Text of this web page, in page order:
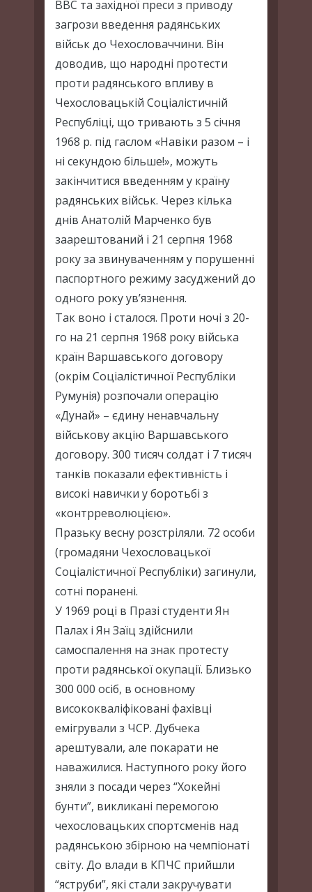
BBC та західної преси з приводу
загрози введення радянських
військ до Чехословаччини. Він
доводив, що народні протести
проти радянського впливу в
Чехословацькій Соціалістичній
Республіці, що тривають з 5 січня
1968 р. під гаслом «Навіки разом – і
ні секундою більше!», можуть
закінчитися введенням у країну
радянських військ. Через кілька
днів Анатолій Марченко був
заарештований і 21 серпня 1968
року за звинуваченням у порушенні
паспортного режиму засуджений до
одного року ув’язнення.
Так воно і сталося. Проти ночі з 20-
го на 21 серпня 1968 року війська
країн Варшавського договору
(окрім Соціалістичної Республіки
Румунія) розпочали операцію
«Дунай» – єдину ненавчальну
військову акцію Варшавського
договору. 300 тисяч солдат і 7 тисяч
танків показали ефективність і
високі навички у боротьбі з
«контрреволюцією».
Празьку весну розстріляли. 72 особи
(громадяни Чехословацької
Соціалістичної Республіки) загинули,
сотні поранені.
У 1969 році в Празі студенти Ян
Палах і Ян Заїц здійснили
самоспалення на знак протесту
проти радянської окупації. Близько
300 000 осіб, в основному
висококваліфіковані фахівці
емігрували з ЧСР. Дубчека
арештували, але покарати не
наважилися. Наступного року його
зняли з посади через “Хокейні
бунти”, викликані перемогою
чехословацьких спортсменів над
радянською збірною на чемпіонаті
світу. До влади в КПЧС прийшли
“яструби”, які стали закручувати